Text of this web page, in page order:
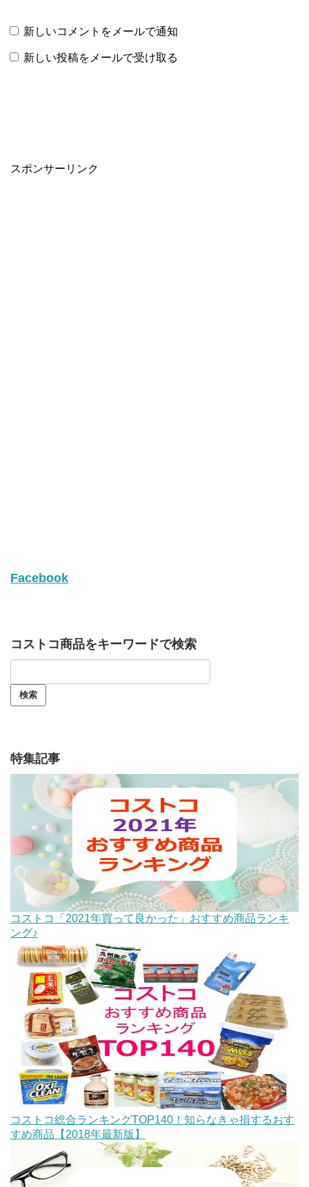
新しいコメントをメールで通知
新しい投稿をメールで受け取る
スポンサーリンク
Facebook
コストコ商品をキーワードで検索
特集記事
コストコ「2021年買って良かった」おすすめ商品ランキ
ング♪
コストコ総合ランキングTOP140！知らなきゃ損するおす
すめ商品【2018年最新版】